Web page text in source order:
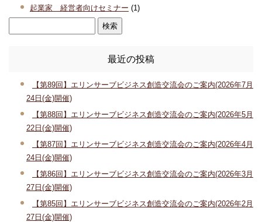
起業家 経営者向けセミナー (1)
最近の投稿
【第89回】エリンサーブビジネス創造交流会のご案内(2026年7月
24日(金)開催)
【第88回】エリンサーブビジネス創造交流会のご案内(2026年5月
22日(金)開催)
【第87回】エリンサーブビジネス創造交流会のご案内(2026年4月
24日(金)開催)
【第86回】エリンサーブビジネス創造交流会のご案内(2026年3月
27日(金)開催)
【第85回】エリンサーブビジネス創造交流会のご案内(2026年2月
27日(金)開催)